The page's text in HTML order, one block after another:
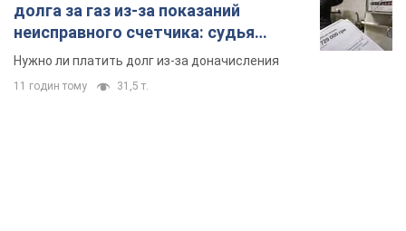
долга за газ из-за показаний
неисправного счетчика: судья
вынес неожиданное решение
Нужно ли платить долг из-за доначисления
11 годин тому 31,5 т.